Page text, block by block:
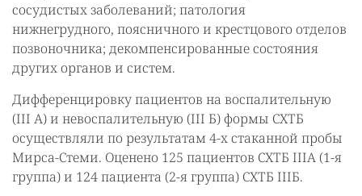
сосудистых заболеваний; патология
нижнегрудного, поясничного и крестцового отделов
позвоночника; декомпенсированные состояния
других органов и систем.
Дифференцировку пациентов на воспалительную
(III А) и невоспалительную (III Б) формы СХТБ
осуществляли по результатам 4-х стаканной пробы
Мирса-Стеми. Оценено 125 пациентов СХТБ IIIA (1-я
группа) и 124 пациента (2-я группа) СХТБ IIIБ.